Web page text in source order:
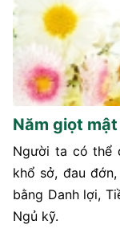
Năm giọt mật
Người ta có thể
khổ sở, đau
bằng Danh lợi,
Ngủ kỹ.